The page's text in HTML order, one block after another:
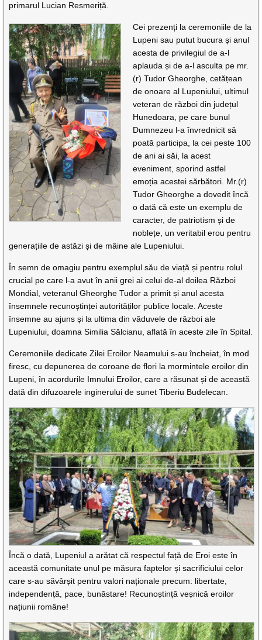
primarul Lucian Resmeriță.
Cei prezenți la ceremoniile de la
Lupeni sau putut bucura și anul
acesta de privilegiul de a-l
aplauda și de a-l asculta pe mr.
(r) Tudor Gheorghe, cetățean
de onoare al Lupeniului, ultimul
veteran de război din județul
Hunedoara, pe care bunul
Dumnezeu l-a învrednicit să
poată participa, la cei peste 100
de ani ai săi, la acest
eveniment, sporind astfel
emoția acestei sărbători. Mr.(r)
Tudor Gheorghe a dovedit încă
o dată că este un exemplu de
caracter, de patriotism și de
noblețe, un veritabil erou pentru
generațiile de astăzi și de mâine ale Lupeniului.
În semn de omagiu pentru exemplul său de viață și pentru rolul
crucial pe care l-a avut în anii grei ai celui de-al doilea Război
Mondial, veteranul Gheorghe Tudor a primit și anul acesta
însemnele recunoștinței autorităților publice locale. Aceste
însemne au ajuns și la ultima din văduvele de război ale
Lupeniului, doamna Similia Sălcianu, aflată în aceste zile în Spital.
Ceremoniile dedicate Zilei Eroilor Neamului s-au încheiat, în mod
firesc, cu depunerea de coroane de flori la mormintele eroilor din
Lupeni, în acordurile Imnului Eroilor, care a răsunat și de această
dată din difuzoarele inginerului de sunet Tiberiu Budelecan.
Încă o dată, Lupeniul a arătat că respectul față de Eroi este în
această comunitate unul pe măsura faptelor și sacrificiului celor
care s-au săvârșit pentru valori naționale precum: libertate,
independență, pace, bunăstare! Recunoștință veșnică eroilor
națiunii române!